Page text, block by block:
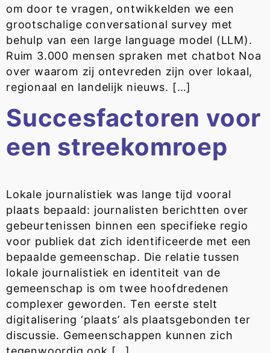
om door te vragen, ontwikkelden we een
grootschalige conversational survey met
behulp van een large language model (LLM).
Ruim 3.000 mensen spraken met chatbot Noa
over waarom zij ontevreden zijn over lokaal,
regionaal en landelijk nieuws. […]
Succesfactoren voor
een streekomroep
Lokale journalistiek was lange tijd vooral
plaats bepaald: journalisten berichtten over
gebeurtenissen binnen een specifieke regio
voor publiek dat zich identificeerde met een
bepaalde gemeenschap. Die relatie tussen
lokale journalistiek en identiteit van de
gemeenschap is om twee hoofdredenen
complexer geworden. Ten eerste stelt
digitalisering ‘plaats’ als plaatsgebonden ter
discussie. Gemeenschappen kunnen zich